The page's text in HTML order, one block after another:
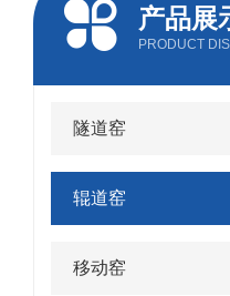
产品展
PRODUCT
隧道窑
辊道窑
移动窑